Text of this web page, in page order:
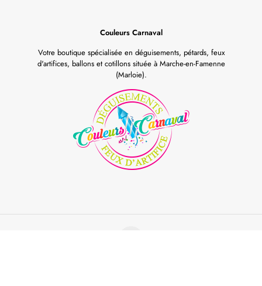
Couleurs Carnaval
Votre boutique spécialisée en déguisements, pétards, feux
d'artifices, ballons et cotillons située à Marche-en-Famenne
(Marloie).